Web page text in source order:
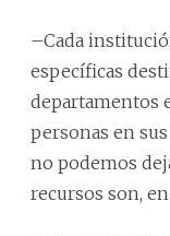
–Cada
específicas
departamentos
personas en
no podemos
recursos son,